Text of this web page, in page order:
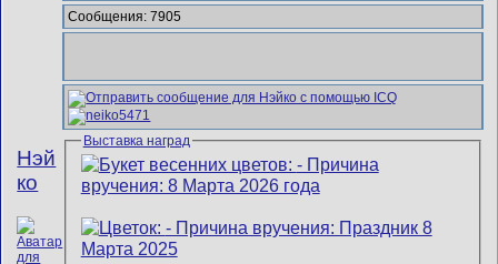
Нэй
ко
Сообщения: 7905
Выставка наград